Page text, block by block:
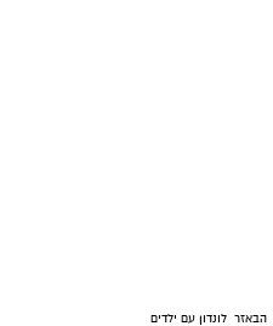
הבאזר לונדון עם ילדים